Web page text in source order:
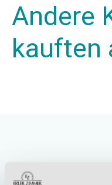
Andere
kauften